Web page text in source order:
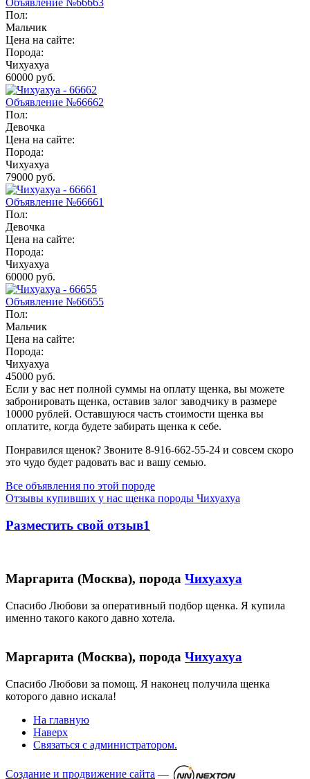
Пол:
Мальчик
Цена на сайте:
Порода:
Чихуахуа
60000 руб.
Объявление №66662
Пол:
Девочка
Цена на сайте:
Порода:
Чихуахуа
79000 руб.
Объявление №66661
Пол:
Девочка
Цена на сайте:
Порода:
Чихуахуа
60000 руб.
Объявление №66655
Пол:
Мальчик
Цена на сайте:
Порода:
Чихуахуа
45000 руб.
Если у вас нет полной суммы на оплату щенка, вы можете
забронировать щенка, оставив залог заводчику в размере
10000 рублей. Оставшуюся часть стоимости щенка вы
оплатите, когда будете забирать щенка к себе.
Понравился щенок? Звоните 8-916-662-55-24 и совсем скоро
это чудо будет радовать вас и вашу семью.
Все объявления по этой породе
Отзывы купивших у нас щенка породы Чихуахуа
Разместить свой отзыв1
Маргарита (Москва), порода Чихуахуа
Спасибо Любови за оперативный подбор щенка. Я купила
именно такого какого давно хотела.
Маргарита (Москва), порода Чихуахуа
Спасибо Любови за помощ. Я наконец получила щенка
которого давно искала!
На главную
Наверх
Связаться с администратором.
Создание и продвижение сайта —